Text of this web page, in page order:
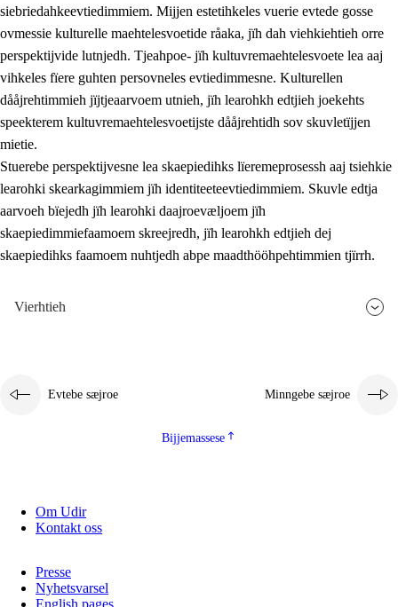
siebriedahkeevtiedimmiem. Mijjen estetihkeles vuerie evtede gosse
ovmessie kulturelle maehtelesvoetide råaka, jïh dah viehkiehtieh orre
perspektijvide lutnjedh. Tjeahpoe- jïh kultuvremaehtelesvoete lea aaj
vihkeles fïere guhten persovneles evtiedimmesne. Kulturellen
dååjrehtimmieh jïjtjeaarvoem utnieh, jïh learohkh edtjieh joekehts
speekterem kultuvremaehtelesvoetijste dååjrehtidh sov skuvletïjjen
mietie.
Stuerebe perspektijvesne lea skaepiedihks lïeremeprosessh aaj tsiehkie
learohki skearkagimmiem jïh identiteeteevtiedimmiem. Skuvle edtja
aarvoeh bïejedh jïh learohki daajroevæljoem jïh
skaepiedimmiefaamoem skreejredh, jïh learohkh edtjieh dej
skaepiedihks faamoem nuhtjedh abpe maadthööhpehtimmien tjïrrh.
Vierhtieh
Evtebe sæjroe Minngebe sæjroe
Bijjemassese
Om Udir
Kontakt oss
Presse
Nyhetsvarsel